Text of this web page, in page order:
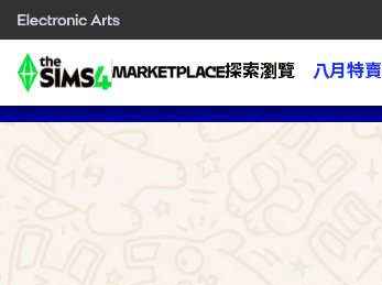
探索瀏覽 八月特賣